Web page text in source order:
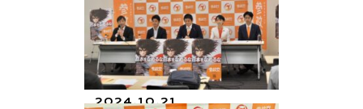
2024.10.21